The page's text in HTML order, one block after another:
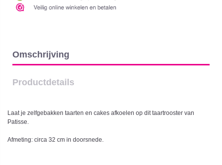
Omschrijving
Productdetails
Laat je zelfgebakken taarten en cakes afkoelen op dit taartrooster van
Patisse.
Afmeting: circa 32 cm in doorsnede.